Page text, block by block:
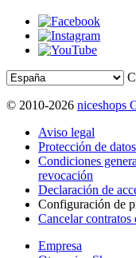
© 2010-2026 niceshops
Aviso legal
Protección de datos
Condiciones
revocación
Declaración de
Configuración de
Cancelar
Empresa